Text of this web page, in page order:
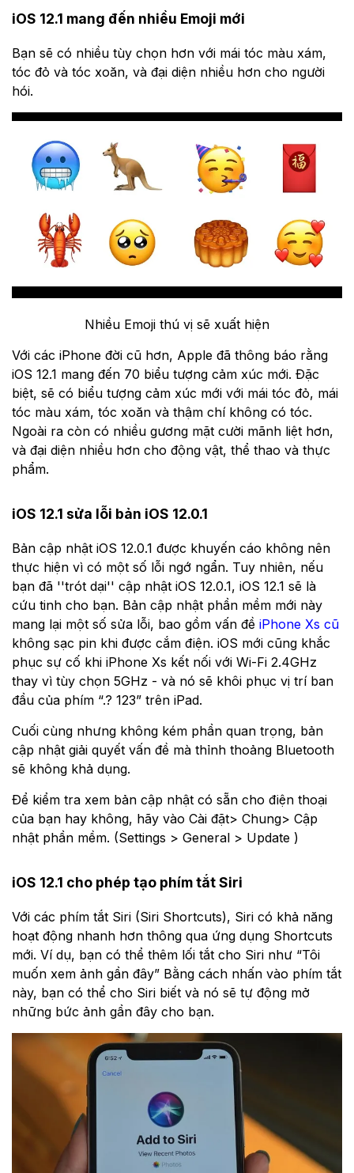
iOS 12.1 mang đến nhiều Emoji mới
Bạn sẽ có nhiều tùy chọn hơn với mái tóc màu xám,
tóc đỏ và tóc xoăn, và đại diện nhiều hơn cho người
hói.
Nhiều Emoji thú vị sẽ xuất hiện
Với các iPhone đời cũ hơn, Apple đã thông báo rằng
iOS 12.1 mang đến 70 biểu tượng cảm xúc mới. Đặc
biệt, sẽ có biểu tượng cảm xúc mới với mái tóc đỏ, mái
tóc màu xám, tóc xoăn và thậm chí không có tóc.
Ngoài ra còn có nhiều gương mặt cười mãnh liệt hơn,
và đại diện nhiều hơn cho động vật, thể thao và thực
phẩm.
iOS 12.1 sửa lỗi bản iOS 12.0.1
Bản cập nhật iOS 12.0.1 được khuyến cáo không nên
thực hiện vì có một số lỗi ngớ ngẩn. Tuy nhiên, nếu
bạn đã ''trót dại'' cập nhật iOS 12.0.1, iOS 12.1 sẽ là
cứu tinh cho bạn. Bản cập nhật phần mềm mới này
mang lại một số sửa lỗi, bao gồm vấn đề iPhone Xs cũ
không sạc pin khi được cắm điện. iOS mới cũng khắc
phục sự cố khi iPhone Xs kết nối với Wi-Fi 2.4GHz
thay vì tùy chọn 5GHz - và nó sẽ khôi phục vị trí ban
đầu của phím “.? 123” trên iPad.
Cuối cùng nhưng không kém phần quan trọng, bản
cập nhật giải quyết vấn đề mà thỉnh thoảng Bluetooth
sẽ không khả dụng.
Để kiểm tra xem bản cập nhật có sẵn cho điện thoại
của bạn hay không, hãy vào Cài đặt> Chung> Cập
nhật phần mềm. (Settings > General > Update )
iOS 12.1 cho phép tạo phím tắt Siri
Với các phím tắt Siri (Siri Shortcuts), Siri có khả năng
hoạt động nhanh hơn thông qua ứng dụng Shortcuts
mới. Ví dụ, bạn có thể thêm lối tắt cho Siri như “Tôi
muốn xem ảnh gần đây” Bằng cách nhấn vào phím tắt
này, bạn có thể cho Siri biết và nó sẽ tự động mở
những bức ảnh gần đây cho bạn.